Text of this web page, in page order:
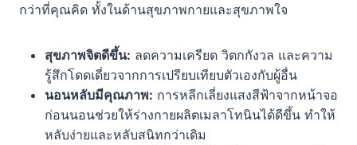
กว่าที่คุณคิด ทั้งในด้านสุขภาพกายและสุขภาพใจ
สุขภาพจิตดีขึ้น: ลดความเครียด วิตกกังวล และความ
รู้สึกโดดเดี่ยวจากการเปรียบเทียบตัวเองกับผู้อื่น
นอนหลับมีคุณภาพ: การหลีกเลี่ยงแสงสีฟ้าจากหน้าจอ
ก่อนนอนช่วยให้ร่างกายผลิตเมลาโทนินได้ดีขึ้น ทำให้
หลับง่ายและหลับสนิทกว่าเดิม